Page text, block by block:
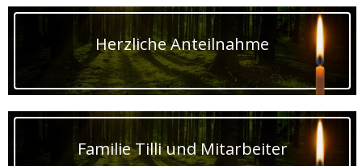
Herzliche Anteilnahme
Familie Tilli und Mitarbeiter